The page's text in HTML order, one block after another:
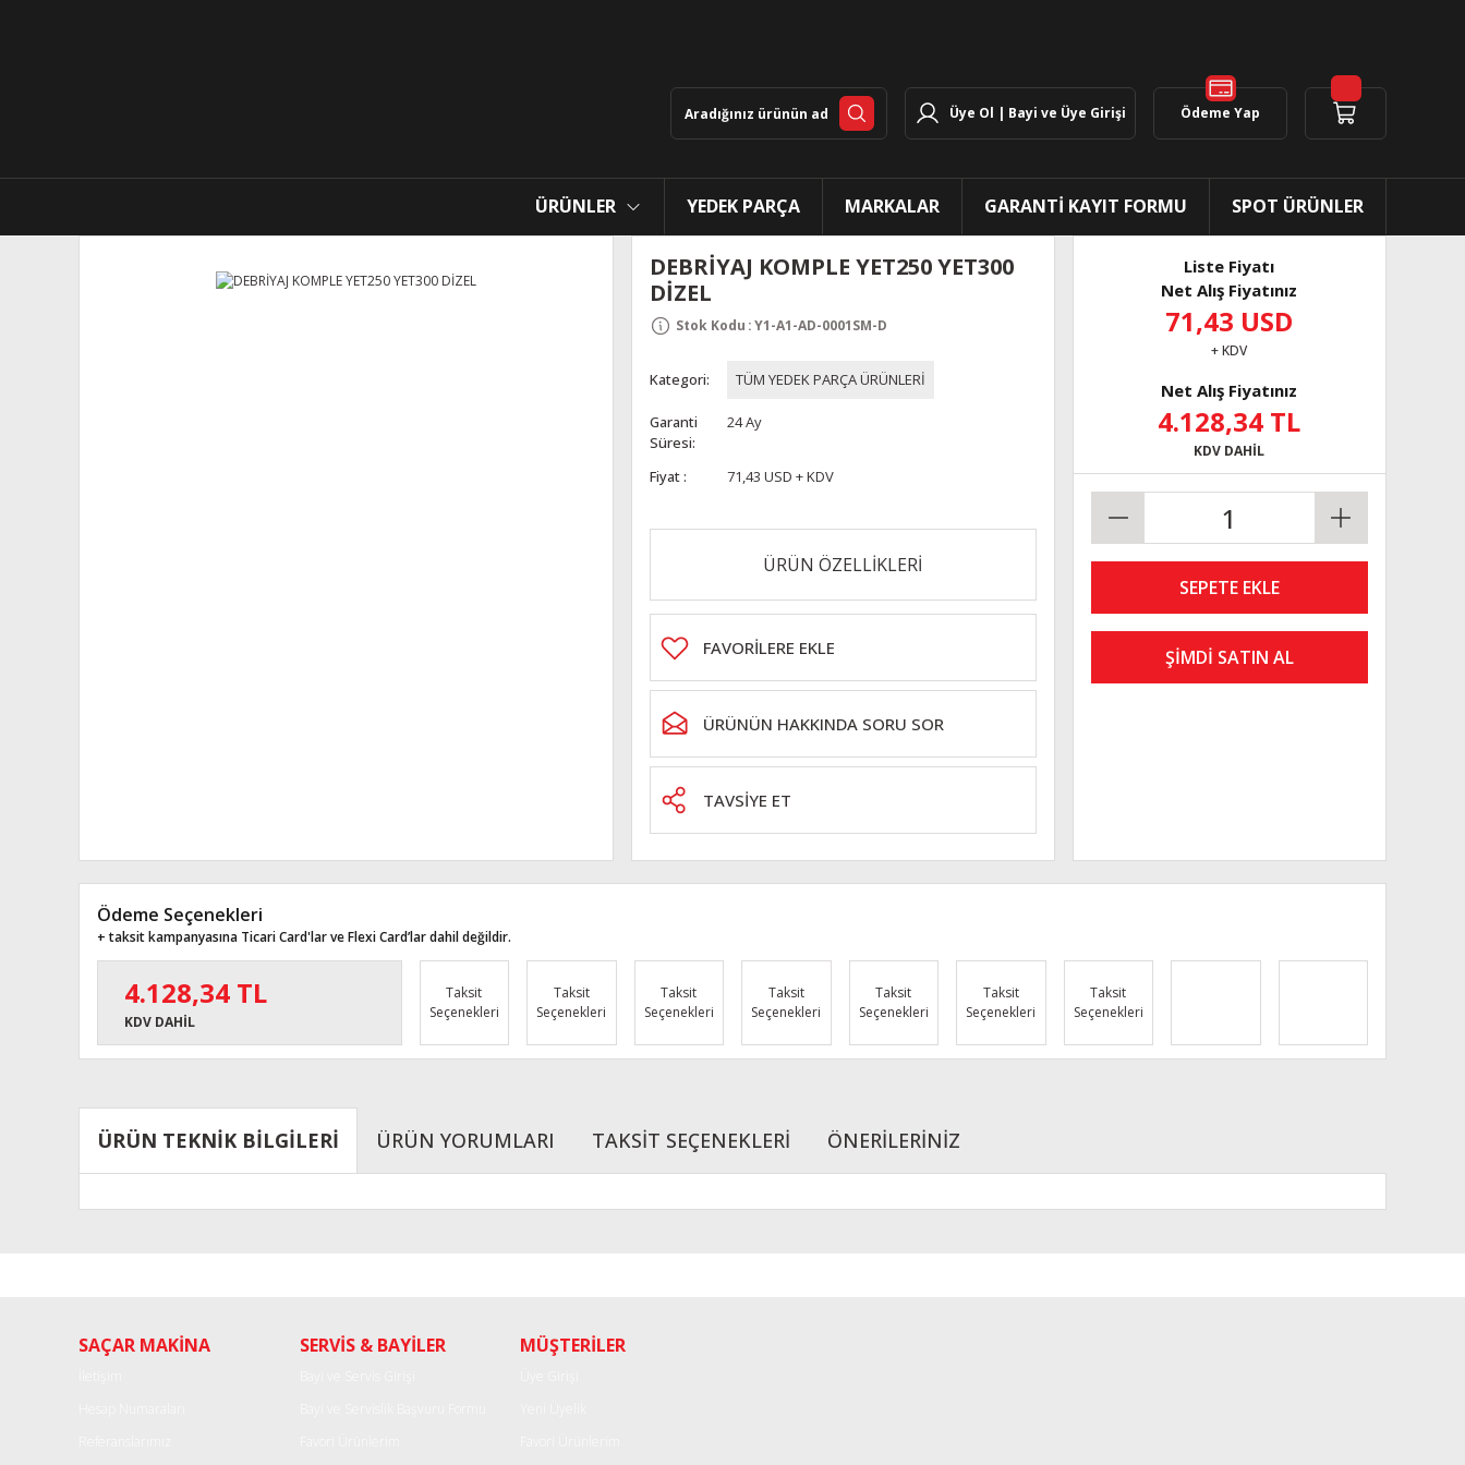
Üye Ol | Bayi ve Üye Girişi Ödeme Yap
ÜRÜNLER YEDEK PARÇA MARKALAR GARANTİ KAYIT FORMU SPOT ÜRÜNLER
DEBRİYAJ KOMPLE YET250 YET300
DİZEL
Stok Kodu :Y1-A1-AD-0001SM-D
Kategori TÜM YEDEK PARÇA ÜRÜNLERİ
Garanti
Süresi
24 Ay
Fiyat 71,43 USD + KDV
ÜRÜN ÖZELLİKLERİ
ÜRÜNÜN HAKKINDA SORU SOR
TAVSİYE ET
Liste Fiyatı
Net Alış Fiyatınız
71,43 USD
+ KDV
Net Alış Fiyatınız
4.128,34 TL
KDV DAHİL
SEPETE EKLE
ŞİMDİ SATIN AL
Ödeme Seçenekleri
+ taksit kampanyasına Ticari Card'lar ve Flexi Card’lar dahil değildir.
4.128,34 TL
KDV DAHİL
Taksit
Seçenekleri
Taksit
Seçenekleri
Taksit
Seçenekleri
Taksit
Seçenekleri
Taksit
Seçenekleri
Taksit
Seçenekleri
Taksit
Seçenekleri
ÜRÜN TEKNİK BİLGİLERİ ÜRÜN YORUMLARI TAKSİT SEÇENEKLERİ ÖNERİLERİNİZ
Ürün açıklamasında eksik bilgiler bulunuyor.
SAÇAR MAKİNA SERVİS & BAYİLER MÜŞTERİLER